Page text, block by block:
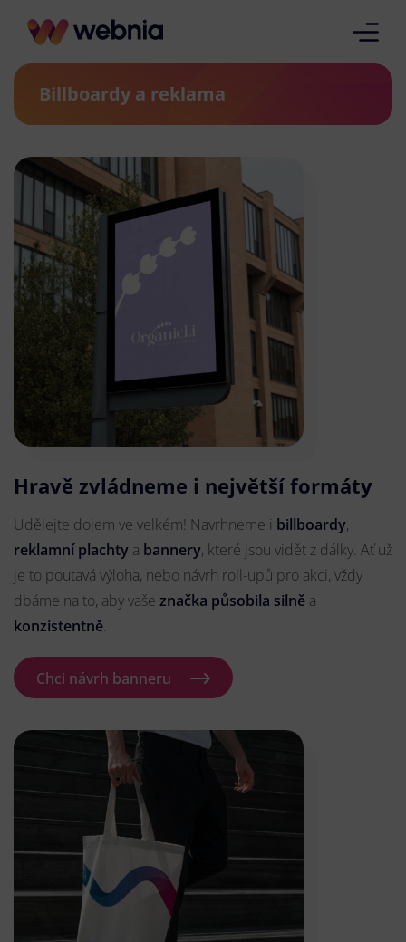
Billboardy a reklama
Hravě zvládneme i největší formáty
Udělejte dojem ve velkém! Navrhneme i billboardy,
reklamní plachty a bannery, které jsou vidět z dálky. Ať už
je to poutavá výloha, nebo návrh roll-upů pro akci, vždy
dbáme na to, aby vaše značka působila silně a
konzistentně.
Chci návrh banneru